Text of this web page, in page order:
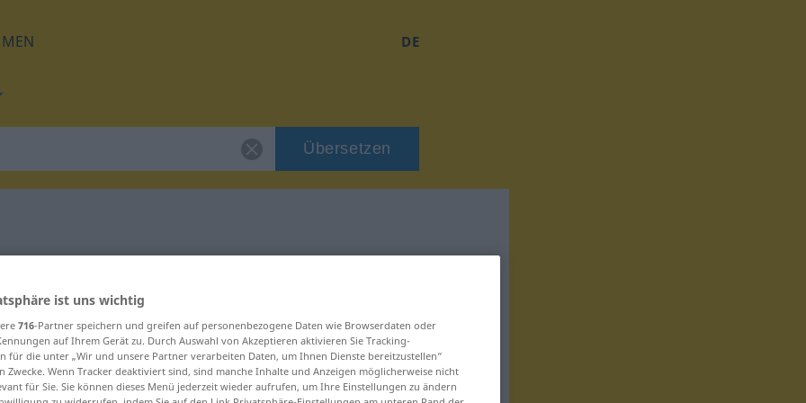
DE
Übersetzen
"sekcja"
ist uns wichtig
716-Partner speichern und greifen auf personenbezogene Daten wie Browserdaten oder
auf Ihrem Gerät zu. Durch Auswahl von Akzeptieren aktivieren Sie Tracking-
für die unter „Wir und unsere Partner verarbeiten Daten, um Ihnen Dienste bereitzustellen“
Zwecke. Wenn Tracker deaktiviert sind, sind manche Inhalte und Anzeigen möglicherweise nicht
für Sie. Sie können dieses Menü jederzeit wieder aufrufen, um Ihre Einstellungen zu ändern